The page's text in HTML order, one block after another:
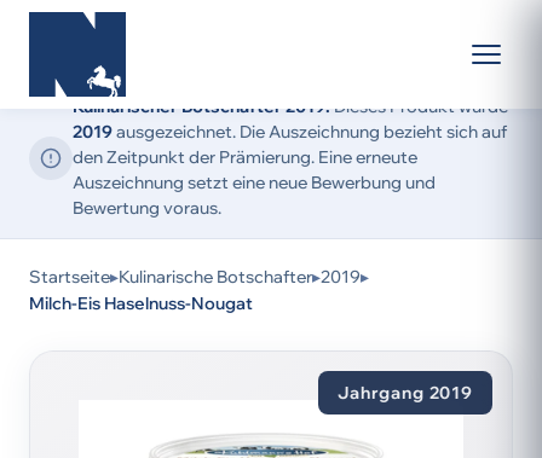
Kulinarischer Botschafter 2019:Dieses Produkt wurde
2019ausgezeichnet. Die Auszeichnung bezieht sich auf
den Zeitpunkt der Prämierung. Eine erneute
Auszeichnung setzt eine neue Bewerbung und
Bewertung voraus.
Startseite▸Kulinarische Botschafter▸2019▸
Milch-Eis Haselnuss-Nougat
Jahrgang 2019